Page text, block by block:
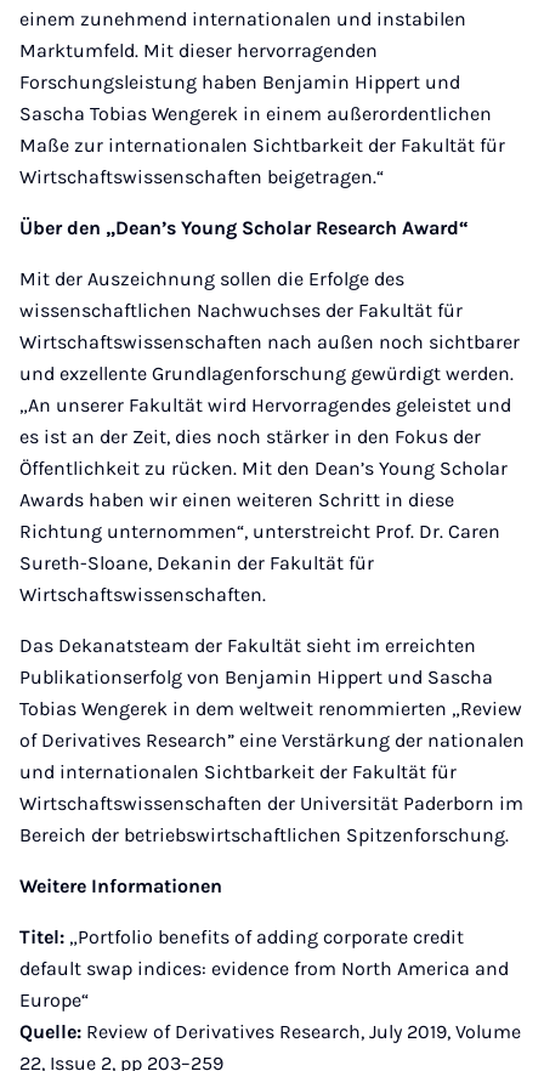
einem zunehmend internationalen und instabilen
Marktumfeld. Mit dieser hervorragenden
Forschungsleistung haben Benjamin Hippert und
Sascha Tobias Wengerek in einem außerordentlichen
Maße zur internationalen Sichtbarkeit der Fakultät für
Wirtschaftswissenschaften beigetragen.“
Über den „Dean’s Young Scholar Research Award“
Mit der Auszeichnung sollen die Erfolge des
wissenschaftlichen Nachwuchses der Fakultät für
Wirtschaftswissenschaften nach außen noch sichtbarer
und exzellente Grundlagenforschung gewürdigt werden.
„An unserer Fakultät wird Hervorragendes geleistet und
es ist an der Zeit, dies noch stärker in den Fokus der
Öffentlichkeit zu rücken. Mit den Dean’s Young Scholar
Awards haben wir einen weiteren Schritt in diese
Richtung unternommen“, unterstreicht Prof. Dr. Caren
Sureth-Sloane, Dekanin der Fakultät für
Wirtschaftswissenschaften.
Das Dekanatsteam der Fakultät sieht im erreichten
Publikationserfolg von Benjamin Hippert und Sascha
Tobias Wengerek in dem weltweit renommierten „Review
of Derivatives Research” eine Verstärkung der nationalen
und internationalen Sichtbarkeit der Fakultät für
Wirtschaftswissenschaften der Universität Paderborn im
Bereich der betriebswirtschaftlichen Spitzenforschung.
Weitere Informationen
Titel: „Portfolio benefits of adding corporate credit
default swap indices: evidence from North America and
Europe“
Quelle: Review of Derivatives Research, July 2019, Volume
22, Issue 2, pp 203–259